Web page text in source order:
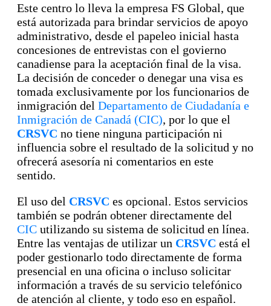
Este centro lo lleva la empresa FS Global, que
está autorizada para brindar servicios de apoyo
administrativo, desde el papeleo inicial hasta
concesiones de entrevistas con el govierno
canadiense para la aceptación final de la visa.
La decisión de conceder o denegar una visa es
tomada exclusivamente por los funcionarios de
inmigración del Departamento de Ciudadanía e
Inmigración de Canadá (CIC), por lo que el
CRSVC no tiene ninguna participación ni
influencia sobre el resultado de la solicitud y no
ofrecerá asesoría ni comentarios en este
sentido.
El uso del CRSVC es opcional. Estos servicios
también se podrán obtener directamente del
CIC utilizando su sistema de solicitud en línea.
Entre las ventajas de utilizar un CRSVC está el
poder gestionarlo todo directamente de forma
presencial en una oficina o incluso solicitar
información a través de su servicio telefónico
de atención al cliente, y todo eso en español.